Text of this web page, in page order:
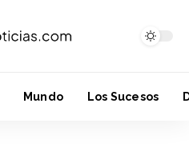
Mundo Los Sucesos